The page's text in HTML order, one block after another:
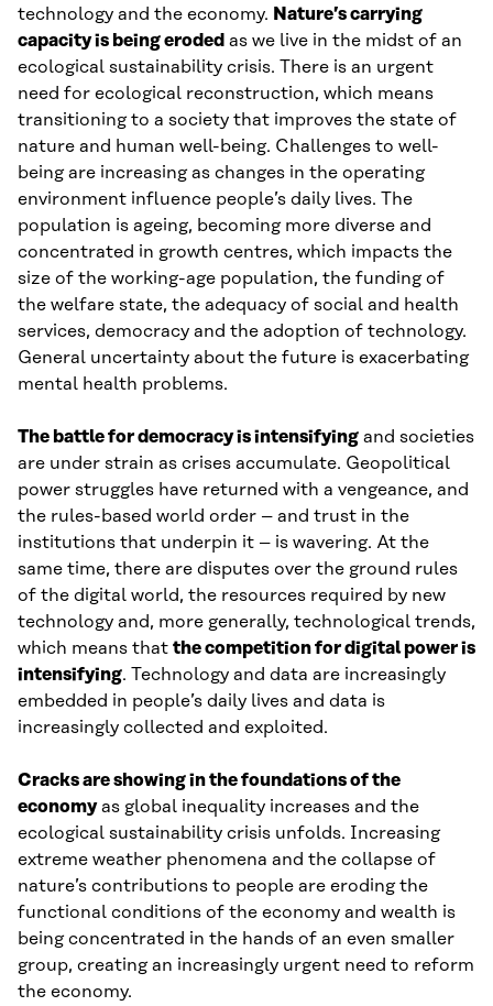
technology and the economy. Nature’s carrying
capacity is being eroded as we live in the midst of an
ecological sustainability crisis. There is an urgent
need for ecological reconstruction, which means
transitioning to a society that improves the state of
nature and human well-being. Challenges to well-
being are increasing as changes in the operating
environment influence people’s daily lives. The
population is ageing, becoming more diverse and
concentrated in growth centres, which impacts the
size of the working-age population, the funding of
the welfare state, the adequacy of social and health
services, democracy and the adoption of technology.
General uncertainty about the future is exacerbating
mental health problems.
The battle for democracy is intensifying and societies
are under strain as crises accumulate. Geopolitical
power struggles have returned with a vengeance, and
the rules-based world order – and trust in the
institutions that underpin it – is wavering. At the
same time, there are disputes over the ground rules
of the digital world, the resources required by new
technology and, more generally, technological trends,
which means that the competition for digital power is
intensifying. Technology and data are increasingly
embedded in people’s daily lives and data is
increasingly collected and exploited.
Cracks are showing in the foundations of the
economyas global inequality increases and the
ecological sustainability crisis unfolds. Increasing
extreme weather phenomena and the collapse of
nature’s contributions to people are eroding the
functional conditions of the economy and wealth is
being concentrated in the hands of an even smaller
group, creating an increasingly urgent need to reform
the economy.